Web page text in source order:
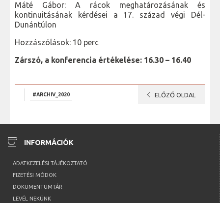
Máté Gábor: A rácok meghatározásának és
kontinuitásának kérdései a 17. század végi Dél-
Dunántúlon
Hozzászólások: 10 perc
Zárszó, a konferencia értékelése: 16.30 – 16.40
#ARCHIV_2020 chevron_left ELŐZŐ OLDAL
coffee INFORMÁCIÓK
ADATKEZELÉSI TÁJÉKOZTATÓ
FIZETÉSI MÓDOK
DOKUMENTUMTÁR
LEVÉL NEKÜNK